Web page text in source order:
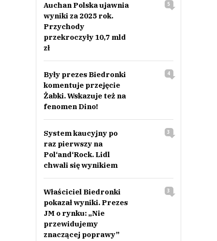
Auchan Polska ujawnia
wyniki za 2025 rok.
Przychody
przekroczyły 10,7 mld
zł
5
Były prezes Biedronki
komentuje przejęcie
Żabki. Wskazuje też na
fenomen Dino!
4
System kaucyjny po
raz pierwszy na
Pol‘and‘Rock. Lidl
chwali się wynikiem
3
Właściciel Biedronki
pokazał wyniki. Prezes
JM o rynku: „Nie
przewidujemy
znaczącej poprawy”
3